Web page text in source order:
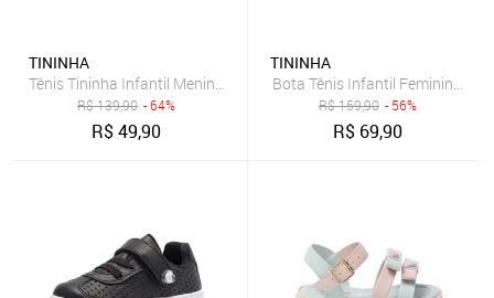
TININHA
Tênis Tininha Infantil Menina Colorido Branco
R$139,90 - 64%
R$49,90
TININHA
Bota Tênis Infantil Feminina
R$159,90 - 56%
R$ 69,90